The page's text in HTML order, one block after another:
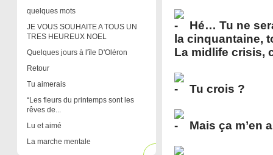
quelques mots
JE VOUS SOUHAITE A TOUS UN
TRES HEUREUX NOEL
Quelques jours à l'île D'Oléron
Retour
Tu aimerais
“Les fleurs du printemps sont les
rêves de...
Lu et aimé
La marche mentale
Hé… Tu ne
la cinquantaine,
La midlife crisis,
Tu crois ?
Mais ça m’en